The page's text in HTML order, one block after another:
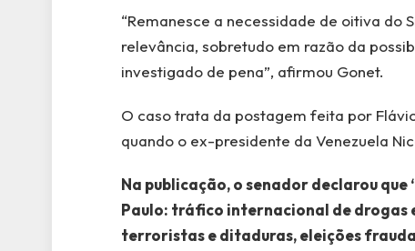
“Remanesce a necessidade de oitiva do
relevância, sobretudo em razão da
investigado de pena”, afirmou Gonet.
O caso trata da postagem feita por
quando o ex-presidente da Venezuela
Na publicação, o senador declarou
Paulo: tráfico internacional de drogas
terroristas e ditaduras, eleições